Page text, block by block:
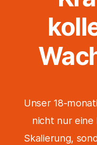
Unser 18-
nicht nur eine
Skalierung,